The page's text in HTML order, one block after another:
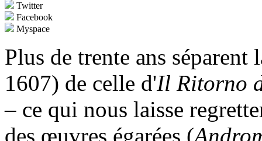
Twitter
Facebook
Myspace
Plus de trente ans
1607) de celle d'Il Ritorno
– ce qui nous laisse
des œuvres égarées (